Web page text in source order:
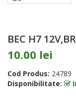
BEC H7
10.00 lei
Cod Produs: 24789
Disponibilitate: